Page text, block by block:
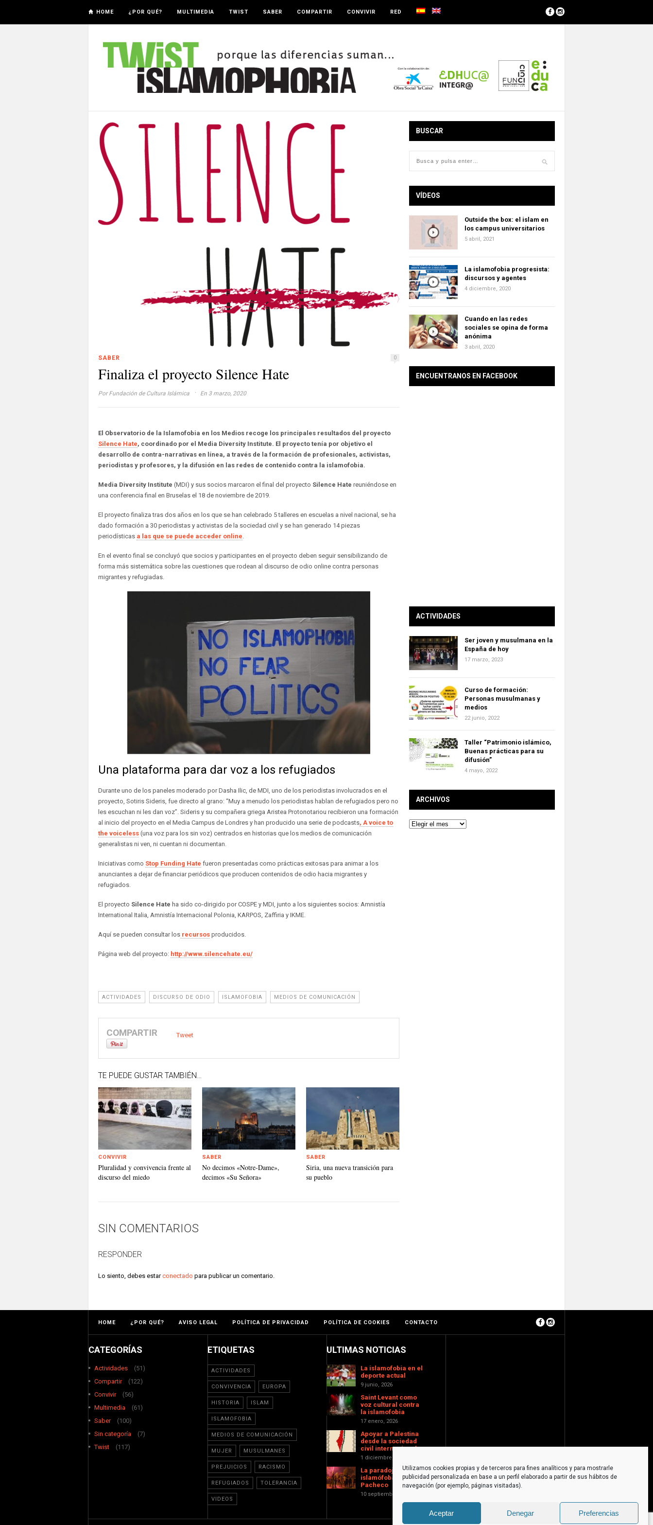
Utilizamos cookies propias y de terceros para fines analíticos y para mostrarle
publicidad personalizada en base a un perfil elaborado a partir de sus hábitos de
navegación (por ejemplo, páginas visitadas).
Aceptar Denegar Preferencias
HOME ¿POR QUÉ? MULTIMEDIA TWIST SABER COMPARTIR CONVIVIR RED
SABER 0
Finaliza el proyecto Silence Hate
Por Fundación de Cultura Islámica · En 3 marzo, 2020
El Observatorio de la Islamofobia en los Medios recoge los principales resultados del proyecto
Silence Hate, coordinado por el Media Diversity Institute. El proyecto tenía por objetivo el
desarrollo de contra-narrativas en línea, a través de la formación de profesionales, activistas,
periodistas y profesores, y la difusión en las redes de contenido contra la islamofobia.
Media Diversity Institute (MDI) y sus socios marcaron el final del proyecto Silence Hate reuniéndose en
una conferencia final en Bruselas el 18 de noviembre de 2019.
El proyecto finaliza tras dos años en los que se han celebrado 5 talleres en escuelas a nivel nacional, se ha
dado formación a 30 periodistas y activistas de la sociedad civil y se han generado 14 piezas
periodísticas a las que se puede acceder online.
En el evento final se concluyó que socios y participantes en el proyecto deben seguir sensibilizando de
forma más sistemática sobre las cuestiones que rodean al discurso de odio online contra personas
migrantes y refugiadas.
Una plataforma para dar voz a los refugiados
Durante uno de los paneles moderado por Dasha Ilic, de MDI, uno de los periodistas involucrados en el
proyecto, Sotiris Sideris, fue directo al grano: “Muy a menudo los periodistas hablan de refugiados pero no
les escuchan ni les dan voz”. Sideris y su compañera griega Aristea Protonotariou recibieron una formación
al inicio del proyecto en el Media Campus de Londres y han producido una serie de podcasts, A voice to
the voiceless (una voz para los sin voz) centrados en historias que los medios de comunicación
generalistas ni ven, ni cuentan ni documentan.
Iniciativas como Stop Funding Hate fueron presentadas como prácticas exitosas para animar a los
anunciantes a dejar de financiar periódicos que producen contenidos de odio hacia migrantes y
refugiados.
El proyecto Silence Hate ha sido co-dirigido por COSPE y MDI, junto a los siguientes socios: Amnistía
International Italia, Amnistía Internacional Polonia, KARPOS, Zaffiria y IKME.
Aquí se pueden consultar los recursos producidos.
Página web del proyecto: http://www.silencehate.eu/
ACTIVIDADES DISCURSO DE ODIO ISLAMOFOBIA MEDIOS DE COMUNICACIÓN
COMPARTIR Tweet
TE PUEDE GUSTAR TAMBIÉN…
CONVIVIR
Pluralidad y convivencia frente al
discurso del miedo
SABER
No decimos «Notre-Dame»,
decimos «Su Señora»
SABER
Siria, una nueva transición para
su pueblo
SIN COMENTARIOS
RESPONDER
Lo siento, debes estarconectado para publicar un comentario.
BUSCAR
VÍDEOS
Outside the box: el islam en
los campus universitarios
5 abril, 2021
La islamofobia progresista:
discursos y agentes
4 diciembre, 2020
Cuando en las redes
sociales se opina de forma
anónima
3 abril, 2020
ENCUENTRANOS EN FACEBOOK
ACTIVIDADES
Ser joven y musulmana en la
España de hoy
17 marzo, 2023
Curso de formación:
Personas musulmanas y
medios
22 junio, 2022
Taller “Patrimonio islámico,
Buenas prácticas para su
difusión”
4 mayo, 2022
ARCHIVOS
Archivos
HOME ¿POR QUÉ? AVISO LEGAL POLÍTICA DE PRIVACIDAD POLÍTICA DE COOKIES CONTACTO
CATEGORÍAS
Actividades
(51)
Compartir
(122)
Convivir
(56)
Multimedia
(61)
Saber
(100)
Sin categoría
(7)
Twist
(117)
ETIQUETAS
ACTIVIDADES
CONVIVENCIA EUROPA
HISTORIA ISLAM
ISLAMOFOBIA
MEDIOS DE COMUNICACIÓN
MUJER MUSULMANES
PREJUICIOS RACISMO
REFUGIADOS TOLERANCIA
VIDEOS
ULTIMAS NOTICIAS
La islamofobia en el
deporte actual
9 junio, 2026
Saint Levant como
voz cultural contra
la islamofobia
17 enero, 2026
Apoyar a Palestina
desde la sociedad
civil internacional
1 diciembre, 2025
La paradoja
islamófoba de Torre-
Pacheco
10 septiembre, 2025